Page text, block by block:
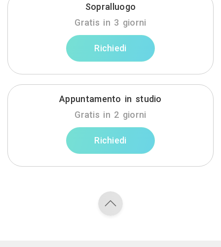
Sopralluogo
Gratis in 3 giorni
Richiedi
Appuntamento in studio
Gratis in 2 giorni
Richiedi